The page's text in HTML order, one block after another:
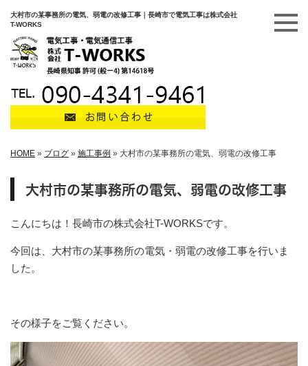
大村市の某事務所の電気、弱電の改修工事｜長崎市で電気工事は株式会社
T-WORKS
HOME » ブログ » 施工事例 » 大村市の某事務所の電気、弱電の改修工事
大村市の某事務所の電気、弱電の改修工事
こんにちは！長崎市の株式会社T-WORKSです。
今回は、大村市の某事務所の電気・弱電の改修工事を行いま
した。
その様子をご覧ください。